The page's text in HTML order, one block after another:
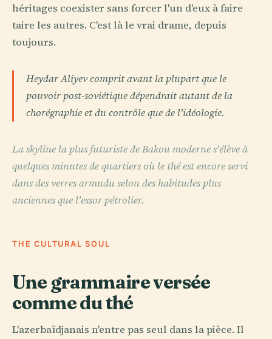
héritages coexister sans forcer l'un d'eux à faire
taire les autres. C'est là le vrai drame, depuis
toujours.
Heydar Aliyev comprit avant la plupart que le
pouvoir post-soviétique dépendrait autant de la
chorégraphie et du contrôle que de l'idéologie.
La skyline la plus futuriste de Bakou moderne s'élève à
quelques minutes de quartiers où le thé est encore servi
dans des verres armudu selon des habitudes plus
anciennes que l'essor pétrolier.
THE CULTURAL SOUL
Une grammaire versée
comme du thé
L'azerbaïdjanais n'entre pas seul dans la pièce. Il